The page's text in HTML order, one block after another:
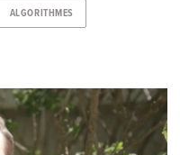
ALGORITHMES